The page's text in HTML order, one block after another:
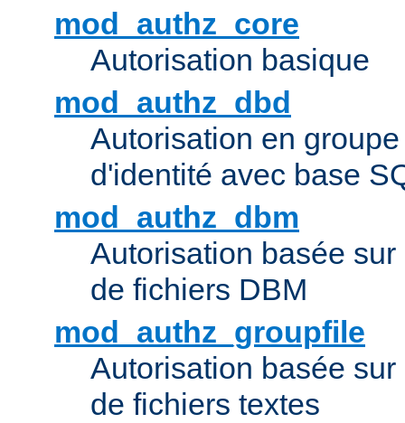
mod_authz_core
Autorisation basique
mod_authz_dbd
Autorisation en
d'identité avec base
mod_authz_dbm
Autorisation basée
de fichiers DBM
mod_authz_groupfile
Autorisation basée
de fichiers textes